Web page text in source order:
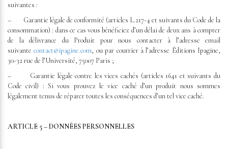
suivantes :
– Garantie légale de conformité (articles L.217-4 et suivants du Code de la
consommation) : dans ce cas vous bénéficiez d’un délai de deux ans à compter
de la délivrance du Produit pour nous contacter à l’adresse email
suivantecontact@ipagine.com, ou par courrier à l’adresse Éditions Ipagine,
30-32 rue de l’Université, 75007 Paris ;
– Garantie légale contre les vices cachés (articles 1641 et suivants du
Code civil) : Si vous prouvez le vice caché d’un produit nous sommes
légalement tenus de réparer toutes les conséquences d’un tel vice caché.
ARTICLE 5 – DONNÉES PERSONNELLES